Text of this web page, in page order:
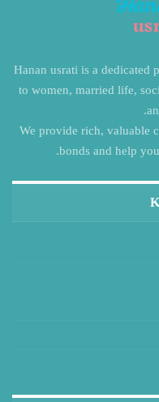
Hanan usrati is a dedicated
to women, married life,
We provide rich, valuable
bonds and help